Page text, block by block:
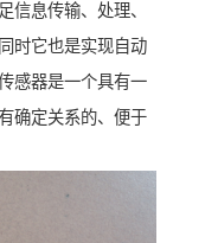
信息传输、处理、
时它也是实现自动
感器是一个具有一
确定关系的、便于